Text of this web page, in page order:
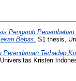
Pengaruh
Bebas. S1 thesis,
Perendaman Terhadap
Kristen